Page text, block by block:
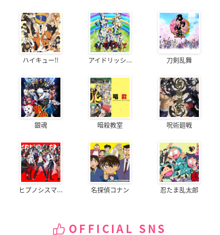
ハイキュー!! アイドリッシ... 刀剣乱舞
銀魂 暗殺教室 呪術廻戦
ヒプノシスマ... 名探偵コナン 忍たま乱太郎
OFFICIAL SNS